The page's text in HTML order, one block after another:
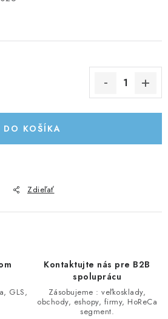
DO KOŠÍKA
Zdieľať
GLS,
Kontaktujte nás pre B2B
spoluprácu
Zásobujeme : veľkosklady,
obchody, eshopy, firmy, HoReCa
segment.